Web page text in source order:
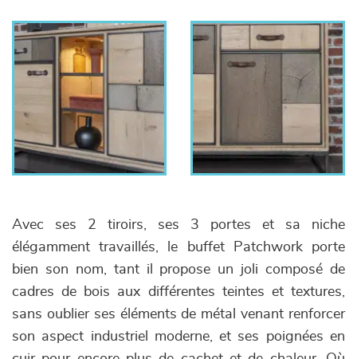
Avec ses 2 tiroirs, ses 3 portes et sa niche
élégamment travaillés, le buffet Patchwork porte
bien son nom, tant il propose un joli composé de
cadres de bois aux différentes teintes et textures,
sans oublier ses éléments de métal venant renforcer
son aspect industriel moderne, et ses poignées en